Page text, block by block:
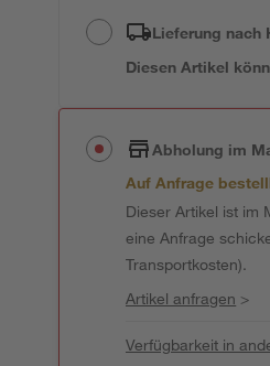
Lieferung nach
Diesen Artikel
Abholung im
Auf Anfrage
Dieser Artikel ist im
eine Anfrage
Transportkosten).
Artikel anfragen >
Verfügbarkeit in